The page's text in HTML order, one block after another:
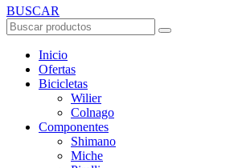
BUSCAR
Inicio
Ofertas
Bicicletas
Wilier
Colnago
Componentes
Shimano
Miche